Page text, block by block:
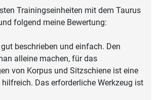
Trainingseinheiten mit dem Taurus
folgend meine Bewertung:
beschrieben und einfach. Den
alleine machen, für das
von Korpus und Sitzschiene ist eine
hilfreich. Das erforderliche Werkzeug ist